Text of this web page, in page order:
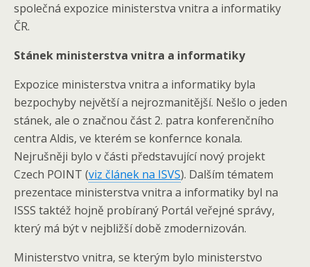
společná expozice ministerstva vnitra a informatiky
ČR.
Stánek ministerstva vnitra a informatiky
Expozice ministerstva vnitra a informatiky byla
bezpochyby největší a nejrozmanitější. Nešlo o jeden
stánek, ale o značnou část 2. patra konferenčního
centra Aldis, ve kterém se konfernce konala.
Nejrušněji bylo v části představující nový projekt
Czech POINT (viz článek na ISVS). Dalším tématem
prezentace ministerstva vnitra a informatiky byl na
ISSS taktéž hojně probíraný Portál veřejné správy,
který má být v nejbližší době zmodernizován.
Ministerstvo vnitra, se kterým bylo ministerstvo